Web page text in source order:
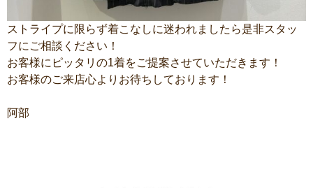
ストライプに限らず着こなしに迷われましたら是非スタッ
フにご相談ください！
お客様にピッタリの1着をご提案させていただきます！
お客様のご来店心よりお待ちしております！
阿部